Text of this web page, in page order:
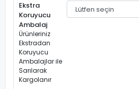
Ekstra
Koruyucu
Ambalaj
Ürünleriniz
Ekstradan
Koruyucu
Ambalajlar ile
Sarılarak
Kargolanır